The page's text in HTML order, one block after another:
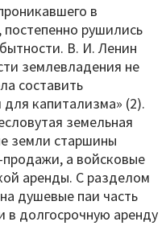
в
постепенно рушились
В. И. Ленин
землевладения не
составить
капитализма» (2).
земельная
земли старшины
а войсковые
аренды. С разделом
душевые паи часть
в долгосрочную аренду